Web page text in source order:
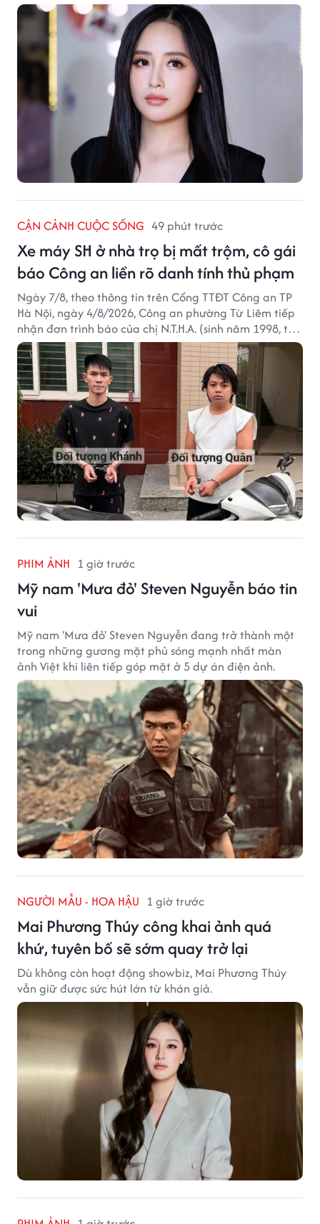
CẬN CẢNH CUỘC SỐNG 49 phút trước
Xe máy SH ở nhà trọ bị mất trộm, cô gái
báo Công an liền rõ danh tính thủ phạm
Ngày 7/8, theo thông tin trên Cổng TTĐT Công an TP
Hà Nội, ngày 4/8/2026, Công an phường Từ Liêm tiếp
nhận đơn trình báo của chị N.T.H.A. (sinh năm 1998, trú
tại phường Từ Liêm) về việc bị kẻ gian lấy trộm chiếc
xe mô tô Honda SH 125i, tại khu nhà trọ nơi đang sinh
sống.
PHIM ẢNH 1 giờ trước
Mỹ nam 'Mưa đỏ' Steven Nguyễn báo tin
vui
Mỹ nam 'Mưa đỏ' Steven Nguyễn đang trở thành một
trong những gương mặt phủ sóng mạnh nhất màn
ảnh Việt khi liên tiếp góp mặt ở 5 dự án điện ảnh.
NGƯỜI MẪU - HOA HẬU 1 giờ trước
Mai Phương Thúy công khai ảnh quá
khứ, tuyên bố sẽ sớm quay trở lại
Dù không còn hoạt động showbiz, Mai Phương Thúy
vẫn giữ được sức hút lớn từ khán giả.